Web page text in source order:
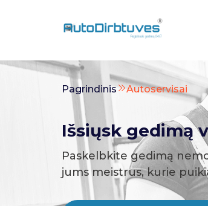
Pagrindinis Autoservisai
Išsiųsk gedimą
Paskelbkite gedimą
jums meistrus, kurie